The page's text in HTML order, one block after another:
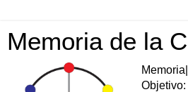
Memoria de la